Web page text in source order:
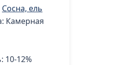
Сосна, ель
Камерная
10-12%